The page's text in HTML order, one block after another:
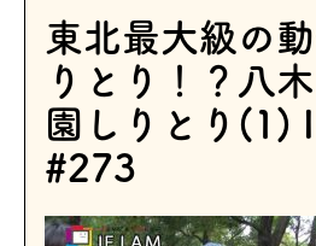
東北最大級の
りとり！？八
園しりとり(1)
#273